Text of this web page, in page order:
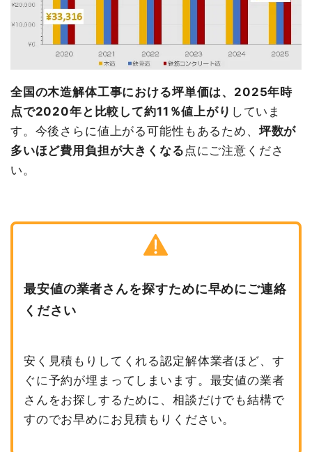
全国の木造解体工事における坪単価は、2025年時
点で2020年と比較して約11％値上がり していま
す。今後さらに値上がる可能性もあるため、 坪数が
多いほど費用負担が大きくなる 点にご注意くださ
い。
最安値の業者さんを探すために早めにご連絡
ください
安く見積もりしてくれる認定解体業者ほど、す
ぐに予約が埋まってしまいます。最安値の業者
さんをお探しするために、相談だけでも結構で
すのでお早めにお見積もりください。